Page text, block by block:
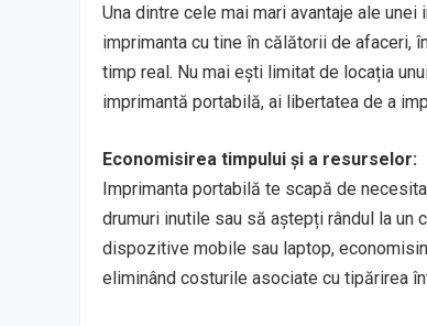
Una dintre cele mai mari avantaje ale
imprimanta cu tine în călătorii de afaceri,
timp real. Nu mai ești limitat de locația
imprimantă portabilă, ai libertatea de a
Economisirea timpului și a resurselor:
Imprimanta portabilă te scapă de
drumuri inutile sau să aștepți rândul la un
dispozitive mobile sau laptop,
eliminând costurile asociate cu tipărirea